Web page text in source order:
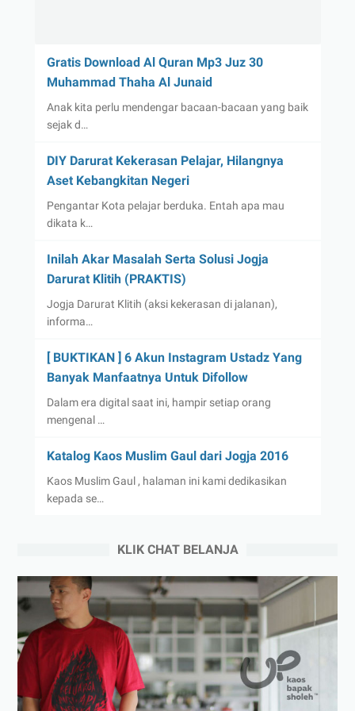
Gratis Download Al Quran Mp3 Juz 30
Muhammad Thaha Al Junaid
Anak kita perlu mendengar bacaan-bacaan yang baik
sejak d…
DIY Darurat Kekerasan Pelajar, Hilangnya
Aset Kebangkitan Negeri
Pengantar Kota pelajar berduka. Entah apa mau
dikata k…
Inilah Akar Masalah Serta Solusi Jogja
Darurat Klitih (PRAKTIS)
Jogja Darurat Klitih (aksi kekerasan di jalanan),
informa…
[ BUKTIKAN ] 6 Akun Instagram Ustadz Yang
Banyak Manfaatnya Untuk Difollow
Dalam era digital saat ini, hampir setiap orang
mengenal …
Katalog Kaos Muslim Gaul dari Jogja 2016
Kaos Muslim Gaul , halaman ini kami dedikasikan
kepada se…
KLIK CHAT BELANJA